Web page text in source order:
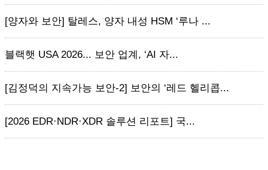
[양자와 보안] 탈레스, 양자 내성 HSM ‘루나 ...
블랙햇 USA 2026... 보안 업계, ‘AI 자...
[김정덕의 지속가능 보안-2] 보안의 ‘레드 헬리콥...
[2026 EDR·NDR·XDR 솔루션 리포트] 국...